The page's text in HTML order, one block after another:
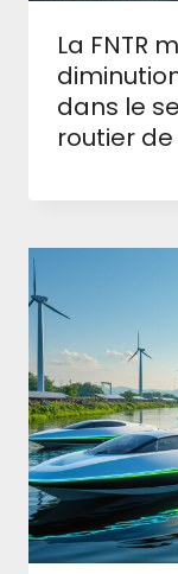
La FNTR
dans le
routier